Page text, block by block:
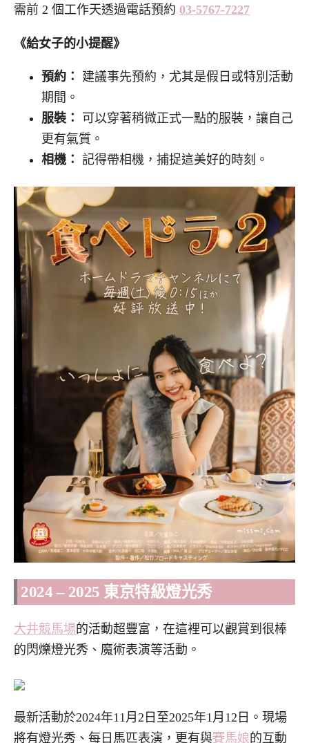
需前 2 個工作天透過電話預約 03-5767-7227
《給女子的小提醒》
預約：
建議事先預約，尤其是假日或特別活動
期間。
服裝：
可以穿著稍微正式一點的服裝，讓自己
更有氣質。
相機： 記得帶相機，捕捉這美好的時刻。
2024 – 2025 東京特級燈光秀
大井競馬場的活動超豐富，在這裡可以觀賞到很棒
的閃爍燈光秀、魔術表演等活動。
最新活動於2024年11月2日至2025年1月12日 。現場
將有燈光秀、每日馬匹表演，更有與賽馬娘的互動